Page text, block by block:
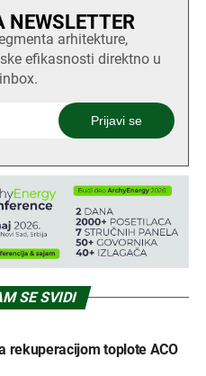
NEWSLETTER
arhitekture,
efikasnosti direktno u
SE SVIDI
rekuperacijom toplote ACO